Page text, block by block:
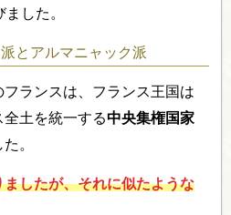
した。
とアルマニャック派
ランスは、フランス王国は
全土を統一する中央集権国家
。
したが、それに似たような